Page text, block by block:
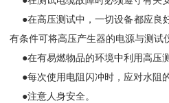
●在高压测试中，一切设备都应良
有条件可将高压产生器的电源与测试
●在有易燃物品的环境中利用高压
●每次使用电阻闪冲时，应对水阻
●注意人身安全。